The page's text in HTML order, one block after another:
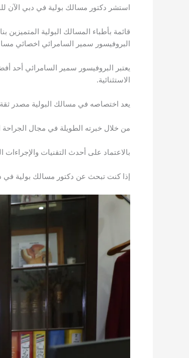
استشر دكتور مسالك بولية في دبي الآن
قائمة بأطباء المسالك البولية
البروفيسور سمير السامرائي اخصائي
يعتبر البروفيسور سمير السامرائي أحد
الاستثنائية.
يعد اختصاصه في مسالك البولية مصدر ثقة
من خلال خبرته الطويلة في مجال
بالاعتماد على أحدث التقنيات
إذا كنت تبحث عن دكتور مسالك بولية في